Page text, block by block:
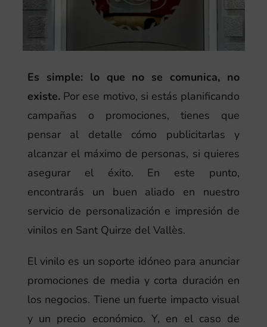
Es simple: lo que no se comunica, no
existe.Por ese motivo, si estás planificando
campañas o promociones, tienes que
pensar al detalle cómo publicitarlas y
alcanzar el máximo de personas, si quieres
asegurar el éxito. En este punto,
encontrarás un buen aliado en nuestro
servicio de personalización e impresión de
vinilos en Sant Quirze del Vallès.
El vinilo es un soporte idóneo para anunciar
promociones de media y corta duración en
los negocios. Tiene un fuerte impacto visual
y un precio económico. Y, en el caso de